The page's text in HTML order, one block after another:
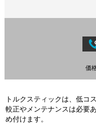
価
トルクスティックは、低コ
較正やメンテナンスは必要
め付けます。